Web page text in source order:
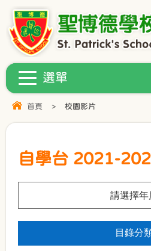
首頁 > 校園影片
自學台 2021-
請選擇年
目錄分